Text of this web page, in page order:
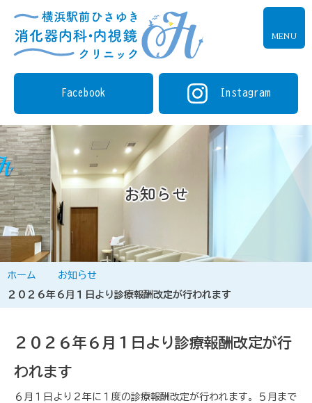
Facebook Instagram
お知らせ
ホーム
お知らせ
２０２６年６月１日より診療報酬改定が行われます
２０２６年６月１日より診療報酬改定が行
われます
６月１日より２年に１度の診療報酬改定が行われます。５月まで
MENU